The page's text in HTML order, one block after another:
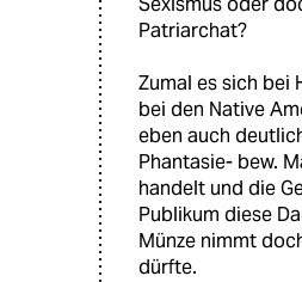
Patriarchat?
Zumal es sich bei
bei den Native
eben auch
Phantasie- bew.
handelt und die
Publikum diese
Münze nimmt
dürfte.